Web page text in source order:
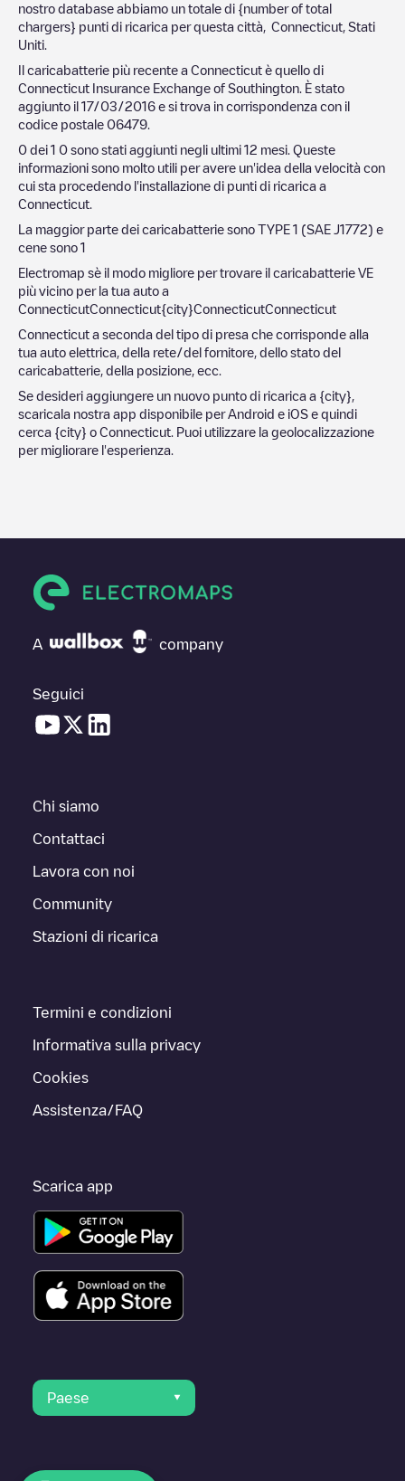
nostro database abbiamo un totale di {number of total
chargers} punti di ricarica per questa città, Connecticut Stati
Uniti
Il caricabatterie più recente a Connecticut è quello di
Connecticut Insurance Exchange of Southington . È stato
aggiunto il 17/03/2016 e si trova in corrispondenza con il
codice postale 06479
0 dei 1 0 sono stati aggiunti negli ultimi 12 mesi. Queste
informazioni sono molto utili per avere un'idea della velocità con
cui sta procedendo l'installazione di punti di ricarica a
Connecticut
La maggior parte dei caricabatterie sono TYPE 1 (SAE J1772) e
cene sono 1
Electromap sè il modo migliore per trovare il caricabatterie VE
più vicino per la tua auto a
ConnecticutConnecticut{city}ConnecticutConnecticut
Connecticut a seconda del tipo di presa che corrisponde alla
tua auto elettrica, della rete/del fornitore, dello stato del
caricabatterie, della posizione, ecc.
Se desideri aggiungere un nuovo punto di ricarica a {city}
scaricala nostra app disponibile per Android e iOS e quindi
cerca {city} o Connecticut . Puoi utilizzare la geolocalizzazione
per migliorare l'esperienza.
A company
Seguici
Chi siamo
Contattaci
Lavora con noi
Community
Stazioni di ricarica
Termini e condizioni
Informativa sulla privacy
Cookies
Assistenza/FAQ
Scarica app
Paese